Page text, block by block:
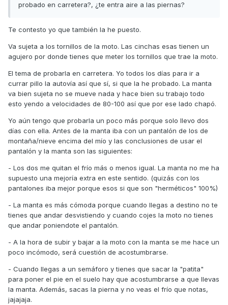
probado en carretera?, ¿te entra aire a las piernas?
Te contesto yo que también la he puesto.
Va sujeta a los tornillos de la moto. Las cinchas esas tienen un
agujero por donde tienes que meter los tornillos que trae la moto.
El tema de probarla en carretera. Yo todos los días para ir a
currar pillo la autovía así que sí, si que la he probado. La manta
va bien sujeta no se mueve nada y hace bien su trabajo todo
esto yendo a velocidades de 80-100 así que por ese lado chapó.
Yo aún tengo que probarla un poco más porque solo llevo dos
días con ella. Antes de la manta iba con un pantalón de los de
montaña/nieve encima del mío y las conclusiones de usar el
pantalón y la manta son las siguientes:
- Los dos me quitan el frío más o menos igual. La manta no me ha
supuesto una mejoría extra en este sentido. (quizás con los
pantalones iba mejor porque esos si que son "herméticos" 100%)
- La manta es más cómoda porque cuando llegas a destino no te
tienes que andar desvistiendo y cuando cojes la moto no tienes
que andar poniendote el pantalón.
- A la hora de subir y bajar a la moto con la manta se me hace un
poco incómodo, será cuestión de acostumbrarse.
- Cuando llegas a un semáforo y tienes que sacar la "patita"
para poner el pie en el suelo hay que acostumbrarse a que llevas
la manta. Además, sacas la pierna y no veas el frío que notas,
jajajaja.